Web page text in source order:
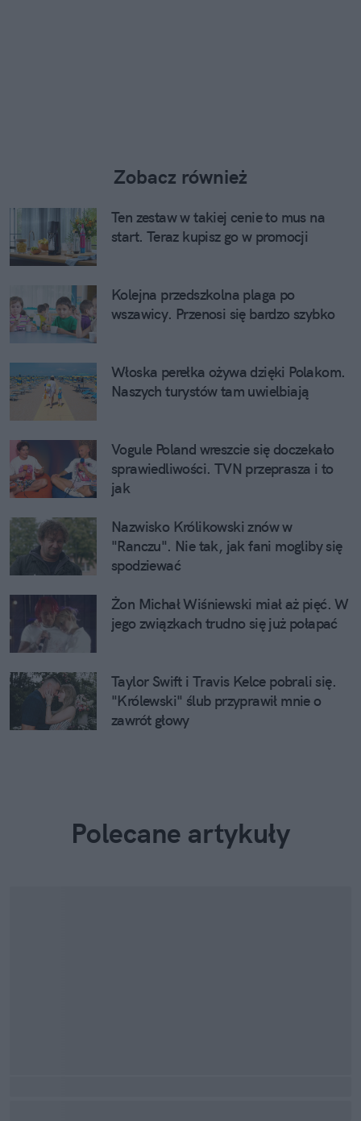
Zobacz również
Ten zestaw w takiej cenie to mus na
start. Teraz kupisz go w promocji
Kolejna przedszkolna plaga po
wszawicy. Przenosi się bardzo szybko
Włoska perełka ożywa dzięki Polakom.
Naszych turystów tam uwielbiają
Vogule Poland wreszcie się doczekało
sprawiedliwości. TVN przeprasza i to
jak
Nazwisko Królikowski znów w
"Ranczu". Nie tak, jak fani mogliby się
spodziewać
Żon Michał Wiśniewski miał aż pięć. W
jego związkach trudno się już połapać
Taylor Swift i Travis Kelce pobrali się.
"Królewski" ślub przyprawił mnie o
zawrót głowy
Polecane artykuły